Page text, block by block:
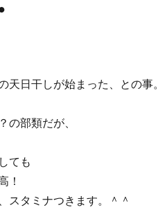
日干しが始まった、との事。
の部類だが、
ても
！
スタミナつきます。＾＾